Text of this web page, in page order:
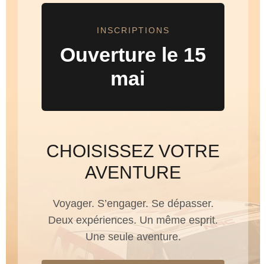
INSCRIPTIONS
Ouverture le 15
mai
CHOISISSEZ VOTRE
AVENTURE
Voyager. S’engager. Se dépasser.
Deux expériences. Un même esprit.
Une seule aventure.